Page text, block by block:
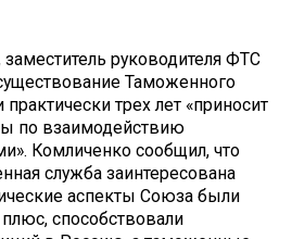
заместитель руководителя ФТС
Таможенного
трех лет «приносит
по взаимодействию
Комличенко сообщил, что
служба заинтересована
аспекты Союза были
способствовали